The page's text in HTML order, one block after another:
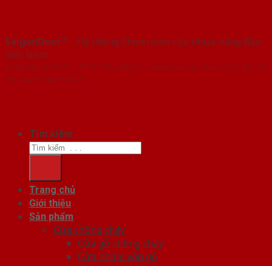
SaigonDoor™ - Hệ thống Showroom cửa nhựa hàng đầu
Việt Nam
Copyright ⓒ 2016 – 2026 SaigonDoor™ - www.bancuanhua.com | Đơn vị
chủ quản SaigonDoor
Tìm kiếm:
Trang chủ
Giới thiệu
Sản phẩm
Cửa chống cháy
Cửa gỗ chống cháy
Cửa nhôm vân gỗ